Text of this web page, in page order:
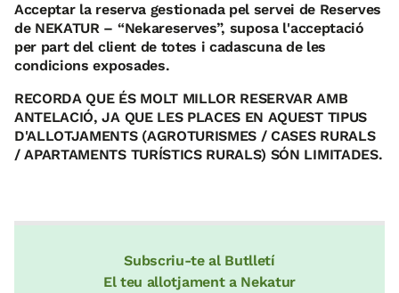
Acceptar la reserva gestionada pel servei de Reserves
de NEKATUR – “Nekareserves”, suposa l'acceptació
per part del client de totes i cadascuna de les
condicions exposades.
RECORDA QUE ÉS MOLT MILLOR RESERVAR AMB
ANTELACIÓ, JA QUE LES PLACES EN AQUEST TIPUS
D'ALLOTJAMENTS (AGROTURISMES / CASES RURALS
/ APARTAMENTS TURÍSTICS RURALS) SÓN LIMITADES.
Subscriu-te al Butlletí
El teu allotjament a Nekatur